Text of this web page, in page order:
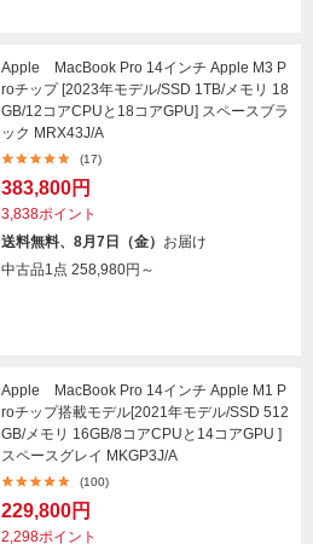
Apple MacBook Pro 14インチ Apple M3 P
roチップ [2023年モデル/SSD 1TB/メモリ 18
GB/12コアCPUと18コアGPU] スペースブラ
ック MRX43J/A
(17)
383,800円
3,838ポイント
送料無料、8月7日（金） お届け
中古品1点 258,980円～
Apple MacBook Pro 14インチ Apple M1 P
roチップ搭載モデル[2021年モデル/SSD 512
GB/メモリ 16GB/8コアCPUと14コアGPU ]
スペースグレイ MKGP3J/A
(100)
229,800円
2,298ポイント